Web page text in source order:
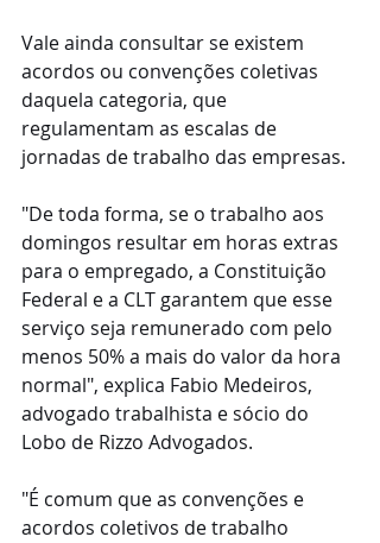
Vale ainda consultar se existem
acordos ou convenções coletivas
daquela categoria, que
regulamentam as escalas de
jornadas de trabalho das empresas.
"De toda forma, se o trabalho aos
domingos resultar em horas extras
para o empregado, a Constituição
Federal e a CLT garantem que esse
serviço seja remunerado com pelo
menos 50% a mais do valor da hora
normal", explica Fabio Medeiros,
advogado trabalhista e sócio do
Lobo de Rizzo Advogados.
"É comum que as convenções e
acordos coletivos de trabalho